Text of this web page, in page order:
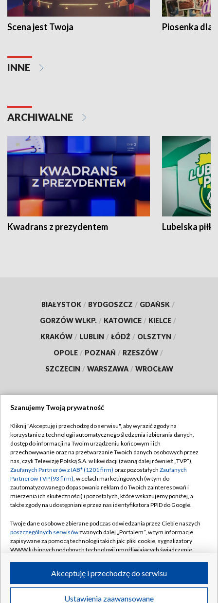
Scena jest Twoja Piosenka dla
INNE
ARCHIWALNE
Kwadrans z prezydentem Lubelska piłka
BIAŁYSTOK / BYDGOSZCZ / GDAŃSK /
GORZÓW WLKP. / KATOWICE / KIELCE /
KRAKÓW / LUBLIN / ŁÓDŹ / OLSZTYN /
OPOLE / POZNAŃ / RZESZÓW /
SZCZECIN / WARSZAWA / WROCŁAW
TVP
Abonament TVP
Emisja w TVP
Centrum informacji TVP
Naziemna Telewizja Cyfrowa
Rada Programowa
System NOS
Informacje o nadawcy
Program dla prasy
Regulamin TVP
Polityka prywatności
Moje zgody
Pomoc
Kontakt
Kanały
©2026 Telewizja Polska S.A. w likwidacji
Szanujemy Twoją prywatność
Kliknij "Akceptuję i przechodzę do serwisu", aby wyrazić zgody na
korzystanie z technologii automatycznego śledzenia i zbierania danych,
dostęp do informacji na Twoim urządzeniu końcowym i ich
przechowywanie oraz na przetwarzanie Twoich danych osobowych przez
nas, czyli Telewizję Polską S.A. w likwidacji (zwaną dalej również „TVP”),
Zaufanych Partnerów z IAB* (1201 firm) oraz pozostałych Zaufanych
Partnerów TVP (93 firm), w celach marketingowych (w tym do
zautomatyzowanego dopasowania reklam do Twoich zainteresowań i
mierzenia ich skuteczności) i pozostałych, które wskazujemy poniżej, a
także zgody na udostępnianie przez nas identyfikatora PPID do Google.
Twoje dane osobowe zbierane podczas odwiedzania przez Ciebie naszych
poszczególnych serwisówzwanych dalej „Portalem”, w tym informacje
zapisywane za pomocą technologii takich jak: pliki cookie, sygnalizatory
WWW lub innych podobnych technologii umożliwiających świadczenie
ruchu w Internecie.
Twoje dane osobowe zbierane podczas odwiedzania przez Ciebie
Ustawienia zaawansowane
Akceptuję i przechodzę do serwisu